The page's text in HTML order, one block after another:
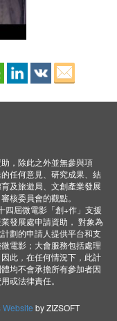
，除此之外並無參與項
任何意見、研究成果、結
及旅遊局、文創產業發展
核委員會的觀點。
四屆微電影「創+作」支援
發展處申請資助， 對象為
劃的申請人提供平台和支
電影；大會服務包括處理
此，在任何情況下，此計
均不會承擔所有參加者因
或法律責任。
Website by ZIZSOFT